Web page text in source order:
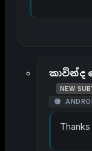
කාවින්ද
NEW